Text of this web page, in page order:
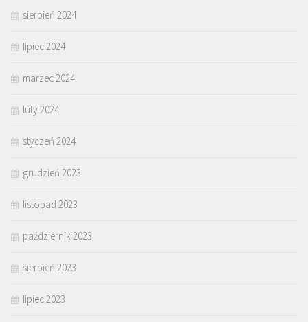
sierpień 2024
lipiec 2024
marzec 2024
luty 2024
styczeń 2024
grudzień 2023
listopad 2023
październik 2023
sierpień 2023
lipiec 2023